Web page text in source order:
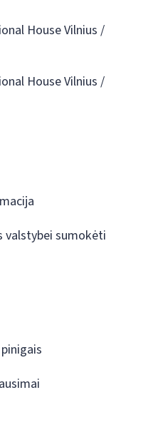
House Vilnius /
House Vilnius /
valstybei sumokėti